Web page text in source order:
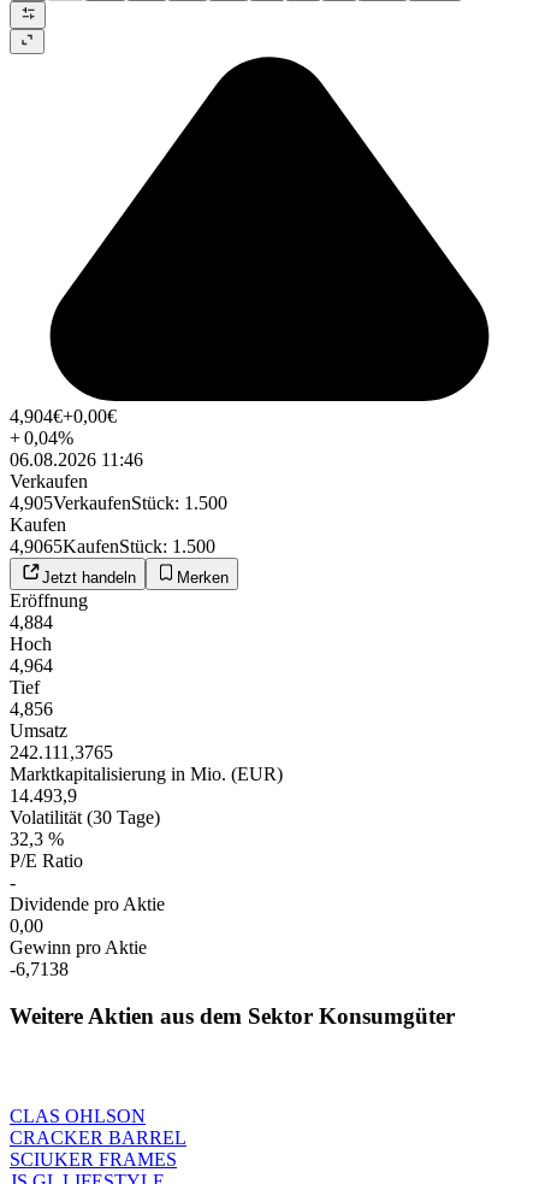
4,904€+0,00€
+0,04%
06.08.2026 11:46
Verkaufen
4,905VerkaufenStück: 1.500
Kaufen
4,9065KaufenStück: 1.500
Jetzt handeln Merken
Eröffnung
4,884
Hoch
4,964
Tief
4,856
Umsatz
242.111,3765
Marktkapitalisierung in Mio. (EUR)
14.493,9
Volatilität (30 Tage)
32,3 %
P/E Ratio
-
Dividende pro Aktie
0,00
Gewinn pro Aktie
-6,7138
Weitere Aktien aus dem Sektor Konsumgüter
CLAS OHLSON
CRACKER BARREL
SCIUKER FRAMES